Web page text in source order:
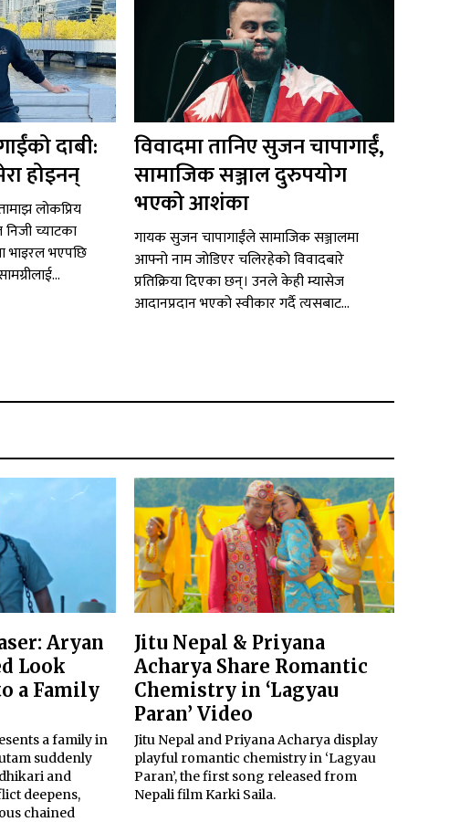
दाबी:
होइनन्
लोकप्रिय
च्याटका
भाइरल भएपछि
विवादमा तानिए सुजन चापागाईं,
सामाजिक सञ्जाल दुरुपयोग
भएको आशंका
गायक सुजन चापागाईंले सामाजिक सञ्जालमा
आफ्नो नाम जोडिएर चलिरहेको विवादबारे
प्रतिक्रिया दिएका छन्। उनले केही म्यासेज
आदानप्रदान भएको स्वीकार गर्दै त्यसबाट...
Aryan
Look
a Family
a family in
suddenly
and
deepens,
chained
Jitu Nepal & Priyana
Acharya Share Romantic
Chemistry in ‘Lagyau
Paran’ Video
Jitu Nepal and Priyana Acharya display
playful romantic chemistry in ‘Lagyau
Paran’, the first song released from
Nepali film Karki Saila.